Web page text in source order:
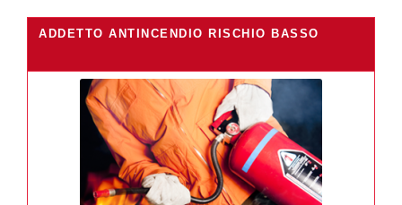
ADDETTO ANTINCENDIO RISCHIO BASSO